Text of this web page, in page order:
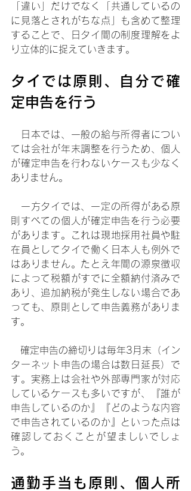
「違い」だけでなく「共通しているの
に見落とされがちな点」も含めて整理
することで、日タイ間の制度理解をよ
り立体的に捉えていきます。
タイでは原則、自分で確
定申告を行う
日本では、一般の給与所得者につい
ては会社が年末調整を行うため、個人
が確定申告を行わないケースも少なく
ありません。
一方タイでは、一定の所得がある原
則すべての個人が確定申告を行う必要
があります。これは現地採用社員や駐
在員としてタイで働く日本人も例外で
はありません。たとえ年間の源泉徴収
によって税額がすでに全額納付済みで
あり、追加納税が発生しない場合であ
っても、原則として申告義務がありま
す。
確定申告の締切りは毎年3月末（イン
ターネット申告の場合は数日延長）で
す。実務上は会社や外部専門家が対応
しているケースも多いですが、『誰が
申告しているのか』『どのような内容
で申告されているのか』といった点は
確認しておくことが望ましいでしょ
う。
通勤手当も原則、個人所